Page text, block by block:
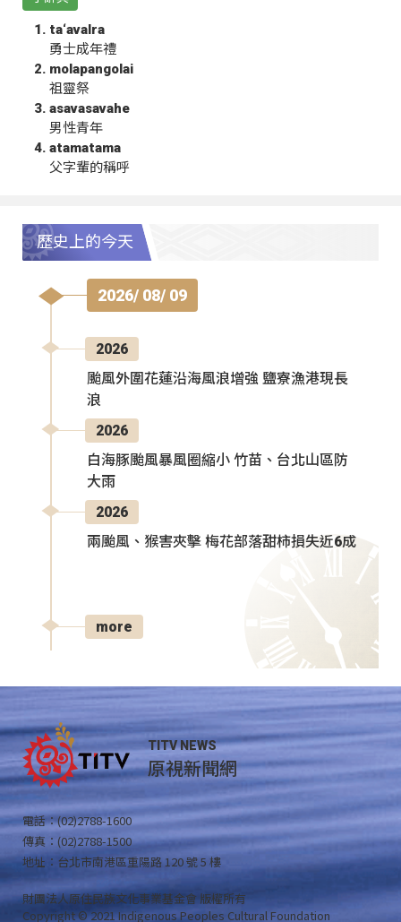
ta‘avalra
勇士成年禮
molapangolai
祖靈祭
asavasavahe
男性青年
atamatama
父字輩的稱呼
歷史上的今天
2026/ 08/ 09
2026
颱風外圍花蓮沿海風浪增強 鹽寮漁港現長
浪
2026
白海豚颱風暴風圈縮小 竹苗、台北山區防
大雨
2026
兩颱風、猴害夾擊 梅花部落甜柿損失近6成
more
TITV NEWS
原視新聞網
電話：(02)2788-1600
傳真：(02)2788-1500
地址：台北市南港區重陽路 120 號 5 樓
財團法人原住民族文化事業基金會 版權所有
Copyright © 2021 Indigenous Peoples Cultural Foundation